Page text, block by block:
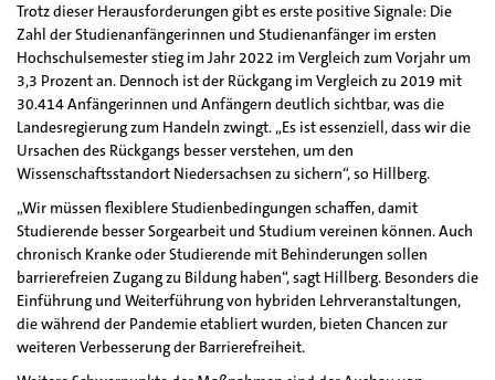
Trotz dieser Herausforderungen gibt es erste positive Signale: Die
Zahl der Studienanfängerinnen und Studienanfänger im ersten
Hochschulsemester stieg im Jahr 2022 im Vergleich zum Vorjahr um
3,3 Prozent an. Dennoch ist der Rückgang im Vergleich zu 2019 mit
30.414 Anfängerinnen und Anfängern deutlich sichtbar, was die
Landesregierung zum Handeln zwingt. „Es ist essenziell, dass wir die
Ursachen des Rückgangs besser verstehen, um den
Wissenschaftsstandort Niedersachsen zu sichern“, so Hillberg.
„Wir müssen flexiblere Studienbedingungen schaffen, damit
Studierende besser Sorgearbeit und Studium vereinen können. Auch
chronisch Kranke oder Studierende mit Behinderungen sollen
barrierefreien Zugang zu Bildung haben“, sagt Hillberg. Besonders die
Einführung und Weiterführung von hybriden Lehrveranstaltungen,
die während der Pandemie etabliert wurden, bieten Chancen zur
weiteren Verbesserung der Barrierefreiheit.